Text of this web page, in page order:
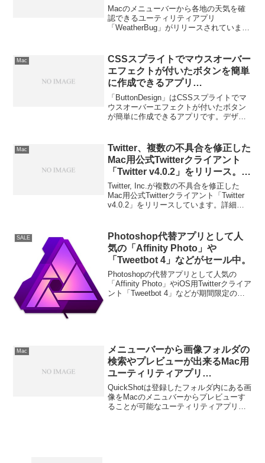
ス。
Macのメニューバーから各地の天気を確
認できるユーティリティアプリ
「WeatherBug」がリリースされていま
Mac
CSSスプライトでマウスオーバー
エフェクトが付いたボタンを簡単
に作成できるアプリ
「ButtonDesign」レビュー
「ButtonDesign」はCSSスプライトでマ
ウスオーバーエフェクトが付いたボタン
が簡単に作成できるアプリです。デザイ
が設定出来ます。詳細は以下から。
Mac
Twitter、複数の不具合を修正した
Mac用公式Twitterクライアント
「Twitter v4.0.2」をリリース。動
画の自動再生が可能に。
Twitter, Inc.が複数の不具合を修正した
Mac用公式Twitterクライアント「Twitter
v4.0.2」をリリースしています。詳細は
SALE
Photoshop代替アプリとして人
気の「Affinity Photo」や
「Tweetbot 4」などがセール中。
Photoshopの代替アプリとして人気の
「Affinity Photo」やiOS用Twitterクライア
ント「Tweetbot 4」などが期間限定のセ
Mac
メニューバーから画像フォルダの
検索やプレビューが出来るMac用
ユーティリティアプリ
「QuickShot」がホリデーセール
で無料化。
QuickShotは登録したフォルダ内にある画
像をMacのメニュバーからプレビューす
ることが可能なユーティリティアプリ